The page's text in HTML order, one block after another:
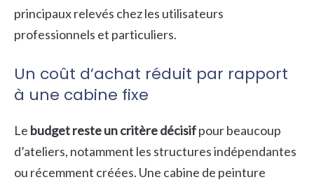
principaux relevés chez les utilisateurs
professionnels et particuliers.
Un coût d’achat réduit par rapport
à une cabine fixe
Le budget reste un critère décisifpour beaucoup
d’ateliers, notamment les structures indépendantes
ou récemment créées. Une cabine de peinture